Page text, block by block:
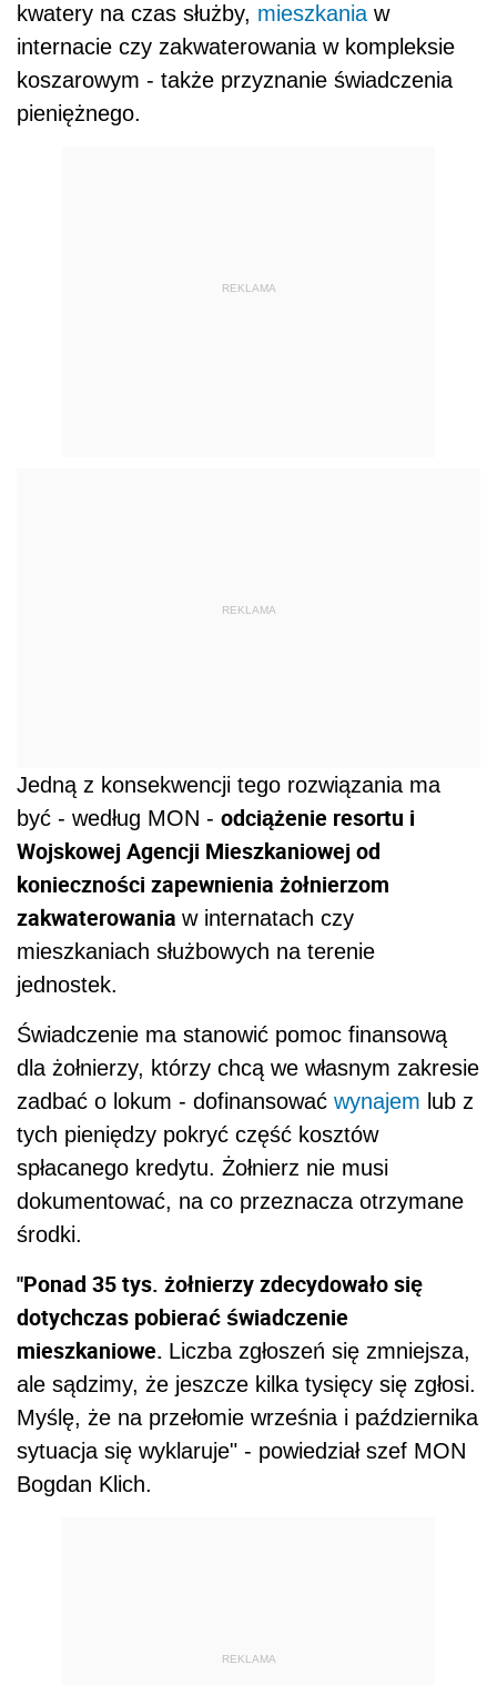
kwatery na czas służby, mieszkania w
internacie czy zakwaterowania w kompleksie
koszarowym - także przyznanie świadczenia
pieniężnego.
REKLAMA
REKLAMA
Jedną z konsekwencji tego rozwiązania ma
być - według MON - odciążenie resortu i
Wojskowej Agencji Mieszkaniowej od
konieczności zapewnienia żołnierzom
zakwaterowania w internatach czy
mieszkaniach służbowych na terenie
jednostek.
Świadczenie ma stanowić pomoc finansową
dla żołnierzy, którzy chcą we własnym zakresie
zadbać o lokum - dofinansować wynajem lub z
tych pieniędzy pokryć część kosztów
spłacanego kredytu. Żołnierz nie musi
dokumentować, na co przeznacza otrzymane
środki.
"Ponad 35 tys. żołnierzy zdecydowało się
dotychczas pobierać świadczenie
mieszkaniowe. Liczba zgłoszeń się zmniejsza,
ale sądzimy, że jeszcze kilka tysięcy się zgłosi.
Myślę, że na przełomie września i października
sytuacja się wyklaruje" - powiedział szef MON
Bogdan Klich.
REKLAMA